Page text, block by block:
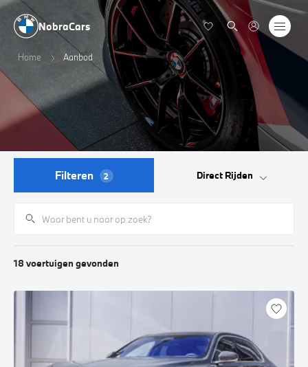
NobraCars
Home Aanbod
Filteren 2 Direct Rijden
18 voertuigen gevonden